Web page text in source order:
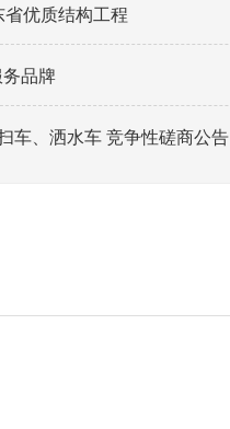
优质结构工程
品牌
车、洒水车 竞争性磋商公告